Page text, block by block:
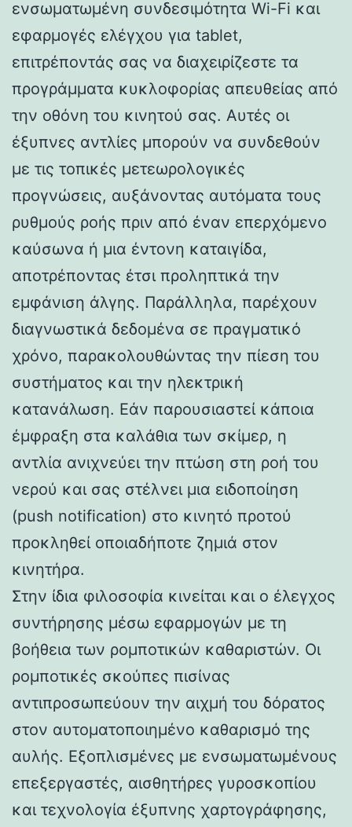
ενσωματωμένη συνδεσιμότητα Wi-Fi και
εφαρμογές ελέγχου για tablet,
επιτρέποντάς σας να διαχειρίζεστε τα
προγράμματα κυκλοφορίας απευθείας από
την οθόνη του κινητού σας. Αυτές οι
έξυπνες αντλίες μπορούν να συνδεθούν
με τις τοπικές μετεωρολογικές
προγνώσεις, αυξάνοντας αυτόματα τους
ρυθμούς ροής πριν από έναν επερχόμενο
καύσωνα ή μια έντονη καταιγίδα,
αποτρέποντας έτσι προληπτικά την
εμφάνιση άλγης. Παράλληλα, παρέχουν
διαγνωστικά δεδομένα σε πραγματικό
χρόνο, παρακολουθώντας την πίεση του
συστήματος και την ηλεκτρική
κατανάλωση. Εάν παρουσιαστεί κάποια
έμφραξη στα καλάθια των σκίμερ, η
αντλία ανιχνεύει την πτώση στη ροή του
νερού και σας στέλνει μια ειδοποίηση
(push notification) στο κινητό προτού
προκληθεί οποιαδήποτε ζημιά στον
κινητήρα.
Στην ίδια φιλοσοφία κινείται και ο έλεγχος
συντήρησης μέσω εφαρμογών με τη
βοήθεια των ρομποτικών καθαριστών. Οι
ρομποτικές σκούπες πισίνας
αντιπροσωπεύουν την αιχμή του δόρατος
στον αυτοματοποιημένο καθαρισμό της
αυλής. Εξοπλισμένες με ενσωματωμένους
επεξεργαστές, αισθητήρες γυροσκοπίου
και τεχνολογία έξυπνης χαρτογράφησης,